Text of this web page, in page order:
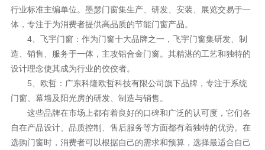
行业标准主编单位。墨瑟门窗集生产、研发、安装、展览交易于一
体，专注于为消费者提供高品质的节能门窗产品。
4、飞宇门窗：作为门窗十大品牌之一，飞宇门窗集研发、制
造、销售、服务于一体，主攻铝合金门窗。其精湛的工艺和独特的
设计理念使其成为行业的佼佼者。
5、欧哲：广东科隆欧哲科技有限公司旗下品牌，专注于系统
门窗、幕墙及阳光房的研发、制造与销售。
这些品牌在市场上都有着良好的口碑和广泛的认可度，它们各
自在产品设计、品质控制、售后服务等方面都有着独特的优势。在
选购门窗时，消费者可以根据自己的需求和预算，选择最适合自己